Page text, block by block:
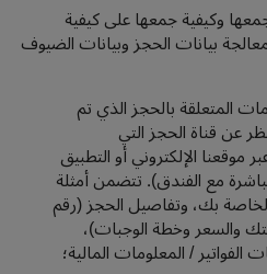
وكيفية جمعها على كيفية
بيانات الحجز وبيانات الضيوف
المتعلقة بالحجز الذي تم
عن قناة الحجز التي
الإلكتروني أو التطبيق
مع الفندق). تتضمن أمثلة
بك، وتفاصيل الحجز (رقم
والسعر وخطة الوجبات)،
/ المعلومات المالية؛